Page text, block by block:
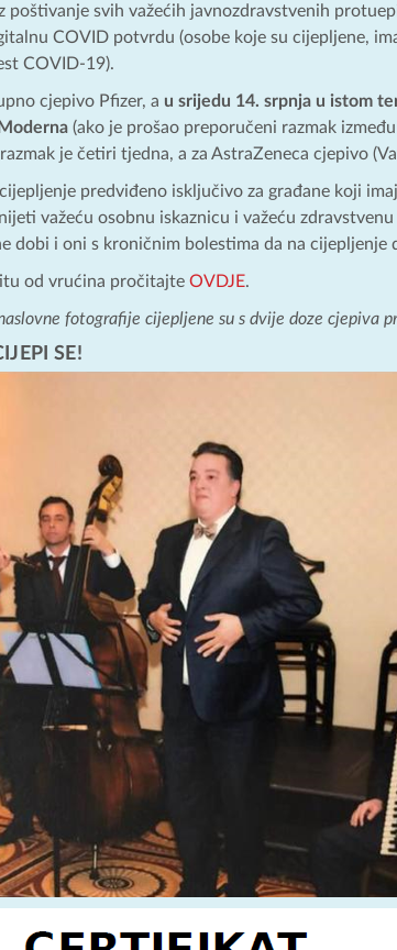
poštivanje svih važećih javnozdravstvenih
COVID potvrdu (osobe koje su cijepljene,
COVID-19).
cjepivo Pfizer, a u srijedu 14. srpnja u istom
(ako je prošao preporučeni razmak
je četiri tjedna, a za AstraZeneca cjepivo
predviđeno isključivo za građane koji
važeću osobnu iskaznicu i važeću
dobi i oni s kroničnim bolestima da na cijepljenje
od vrućina pročitajte OVDJE.
fotografije cijepljene su s dvije doze cjepiva
SE!